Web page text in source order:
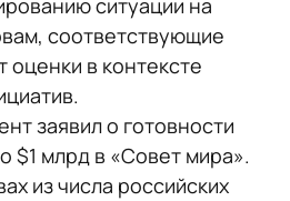
ситуации на
соответствующие
оценки в контексте
заявил о готовности
$1 млрд в «Совет мира».
из числа российских